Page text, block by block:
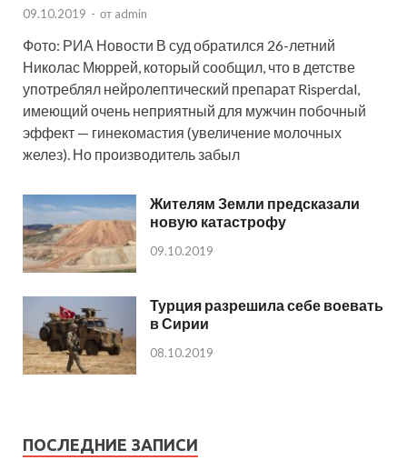
09.10.2019 - от admin
Фото: РИА Новости В суд обратился 26-летний
Николас Мюррей, который сообщил, что в детстве
употреблял нейролептический препарат Risperdal,
имеющий очень неприятный для мужчин побочный
эффект — гинекомастия (увеличение молочных
желез). Но производитель забыл
Жителям Земли предсказали
новую катастрофу
09.10.2019
Турция разрешила себе воевать
в Сирии
08.10.2019
ПОСЛЕДНИЕ ЗАПИСИ